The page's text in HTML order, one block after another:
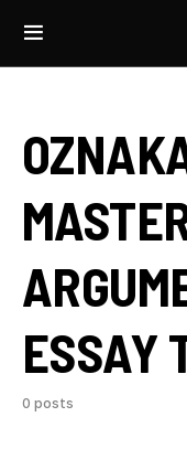
ESSAY
0 posts